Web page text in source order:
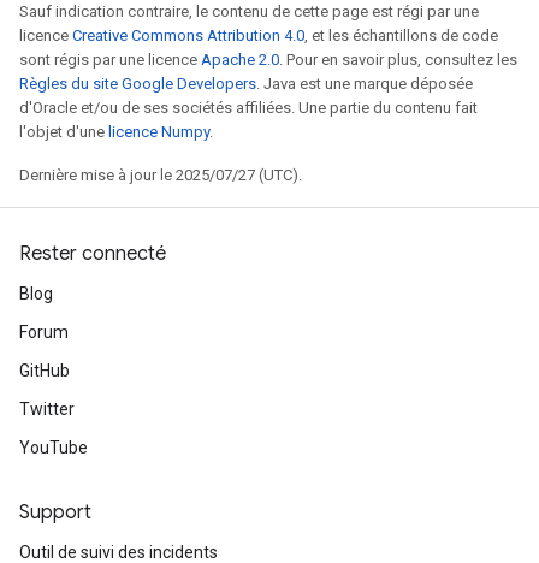
Sauf indication contraire, le contenu de cette page est régi par une
licence Creative Commons Attribution 4.0, et les échantillons de code
sont régis par une licence Apache 2.0. Pour en savoir plus, consultez les
Règles du site Google Developers. Java est une marque déposée
d'Oracle et/ou de ses sociétés affiliées. Une partie du contenu fait
l'objet d'une licence Numpy.
Dernière mise à jour le 2025/07/27 (UTC).
Rester connecté
Blog
Forum
GitHub
Twitter
YouTube
Support
Outil de suivi des incidents